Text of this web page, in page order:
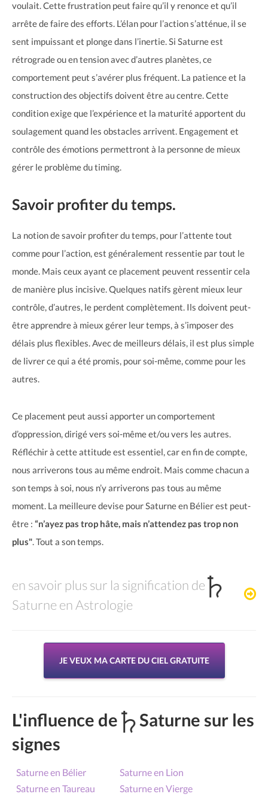
voulait. Cette frustration peut faire qu’il y renonce et qu’il
arrête de faire des efforts. L’élan pour l’action s’atténue, il se
sent impuissant et plonge dans l’inertie. Si Saturne est
rétrograde ou en tension avec d’autres planètes, ce
comportement peut s’avérer plus fréquent. La patience et la
construction des objectifs doivent être au centre. Cette
condition exige que l’expérience et la maturité apportent du
soulagement quand les obstacles arrivent. Engagement et
contrôle des émotions permettront à la personne de mieux
gérer le problème du timing.
Savoir profiter du temps.
La notion de savoir profiter du temps, pour l’attente tout
comme pour l’action, est généralement ressentie par tout le
monde. Mais ceux ayant ce placement peuvent ressentir cela
de manière plus incisive. Quelques natifs gèrent mieux leur
contrôle, d’autres, le perdent complètement. Ils doivent peut-
être apprendre à mieux gérer leur temps, à s’imposer des
délais plus flexibles. Avec de meilleurs délais, il est plus simple
de livrer ce qui a été promis, pour soi-même, comme pour les
autres.
Ce placement peut aussi apporter un comportement
d’oppression, dirigé vers soi-même et/ou vers les autres.
Réfléchir à cette attitude est essentiel, car en fin de compte,
nous arriverons tous au même endroit. Mais comme chacun a
son temps à soi, nous n’y arriverons pas tous au même
moment. La meilleure devise pour Saturne en Bélier est peut-
être : “n’ayez pas trop hâte, mais n’attendez pas trop non
plus". Tout a son temps.
en savoir plus sur la signification de
Saturne en Astrologie
JE VEUX MA CARTE DU CIEL GRATUITE
L'influence de
Saturne sur les
signes
Saturne en Bélier
Saturne en Taureau
Saturne en Lion
Saturne en Vierge